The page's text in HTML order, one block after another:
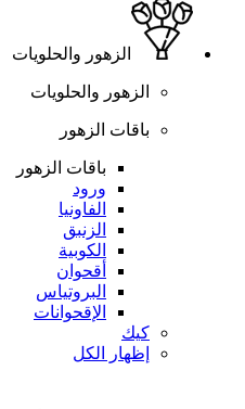
الزهور والحلويات
الزهور والحلويات
باقات الزهور
باقات الزهور
ورود
الفاونيا
الزنبق
الكوبية
أقحوان
البروتياس
الإقحوانات
كيك
إظهار الكل